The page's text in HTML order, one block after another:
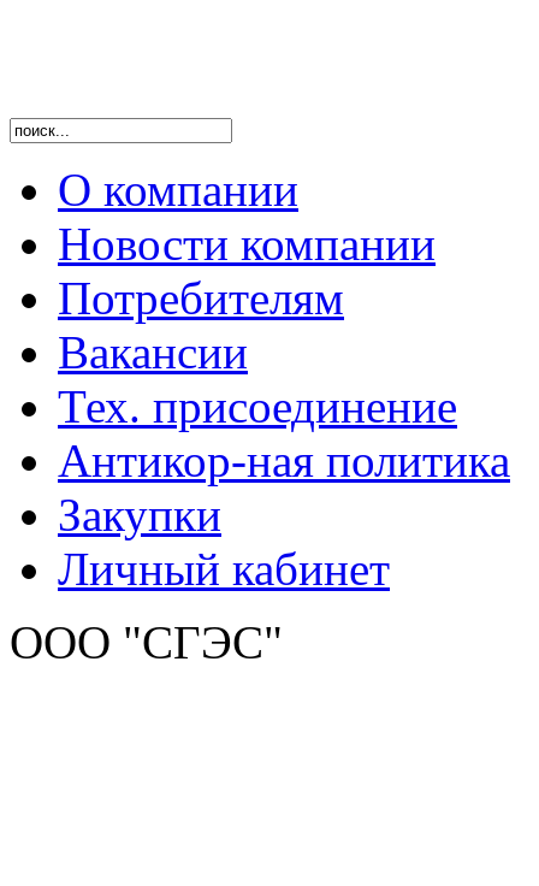
О компании
Новости компании
Потребителям
Вакансии
Тех. присоединение
Антикор-ная политика
Закупки
Личный кабинет
ООО "СГЭС"